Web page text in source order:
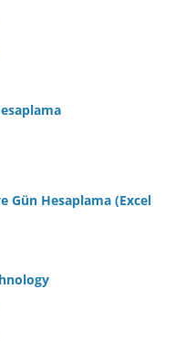
Gün Hesaplama (Excel